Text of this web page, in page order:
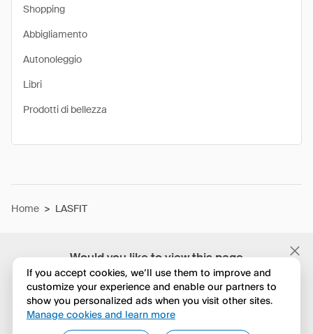
Would you like to view this page
in English?
No, continua a esplorare
Shopping
Abbigliamento
Autonoleggio
Libri
Prodotti di bellezza
Home > LASFIT
If you accept cookies, we’ll use them to improve and
customize your experience and enable our partners to
show you personalized ads when you visit other sites.
Manage cookies and learn more